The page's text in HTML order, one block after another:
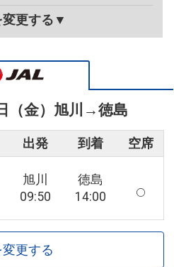
変更する▼
金） 旭川 →徳島
出発 到着 空席
旭川
09:50
徳島
14:00
更する